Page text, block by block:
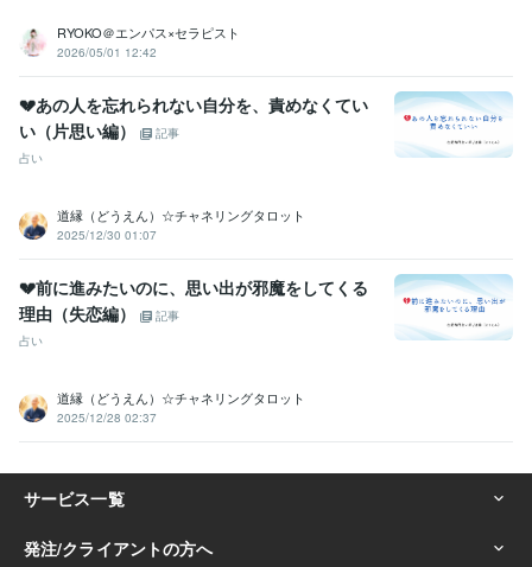
RYOKO＠エンパス×セラピスト
2026/05/01 12:42
💔あの人を忘れられない自分を、責めなくてい
い（片思い編）
記事
占い
道縁（どうえん）☆チャネリングタロット
2025/12/30 01:07
💔前に進みたいのに、思い出が邪魔をしてくる
理由（失恋編）
記事
占い
道縁（どうえん）☆チャネリングタロット
2025/12/28 02:37